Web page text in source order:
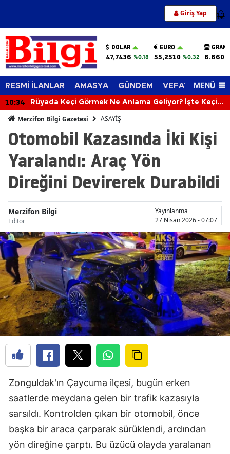
Giriş Yap 12
DOLAR
47,7436 %0.18
EURO
55,2510 %0.32
RESMİ İLANLAR AMASYA GÜNDEM VEFAT EDENLER
MENÜ
10:34
Rüyada Keçi Görmek Ne Anlama Geliyor? İşte Keçi
Merzifon Bilgi Gazetesi ASAYİŞ
Otomobil Kazasında İki Kişi
Yaralandı: Araç Yön
Direğini Devirerek Durabildi
Merzifon Bilgi
Editör
Yayınlanma
27 Nisan 2026 - 07:07
Zonguldak'ın Çaycuma ilçesi, bugün erken
saatlerde meydana gelen bir trafik kazasıyla
sarsıldı. Kontrolden çıkan bir otomobil, önce
başka bir araca çarparak sürüklendi, ardından
yön direğine çarptı. Bu üzücü olayda yaralanan